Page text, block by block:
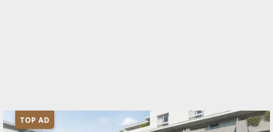
TOP AD